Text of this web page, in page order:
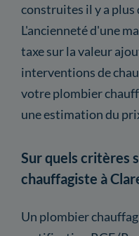
construites il y a plus
L'ancienneté d'une
taxe sur la valeur
interventions de
votre plombier
une estimation du
Sur quels critères
chauffagiste à
Un plombier